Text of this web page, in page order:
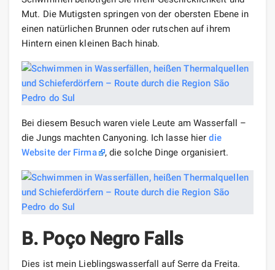
Mut. Die Mutigsten springen von der obersten Ebene in
einen natürlichen Brunnen oder rutschen auf ihrem
Hintern einen kleinen Bach hinab.
Bei diesem Besuch waren viele Leute am Wasserfall –
die Jungs machten Canyoning. Ich lasse hierdie
Website der Firma
, die solche Dinge organisiert.
B. Poço Negro Falls
Dies ist mein Lieblingswasserfall auf Serre da Freita.